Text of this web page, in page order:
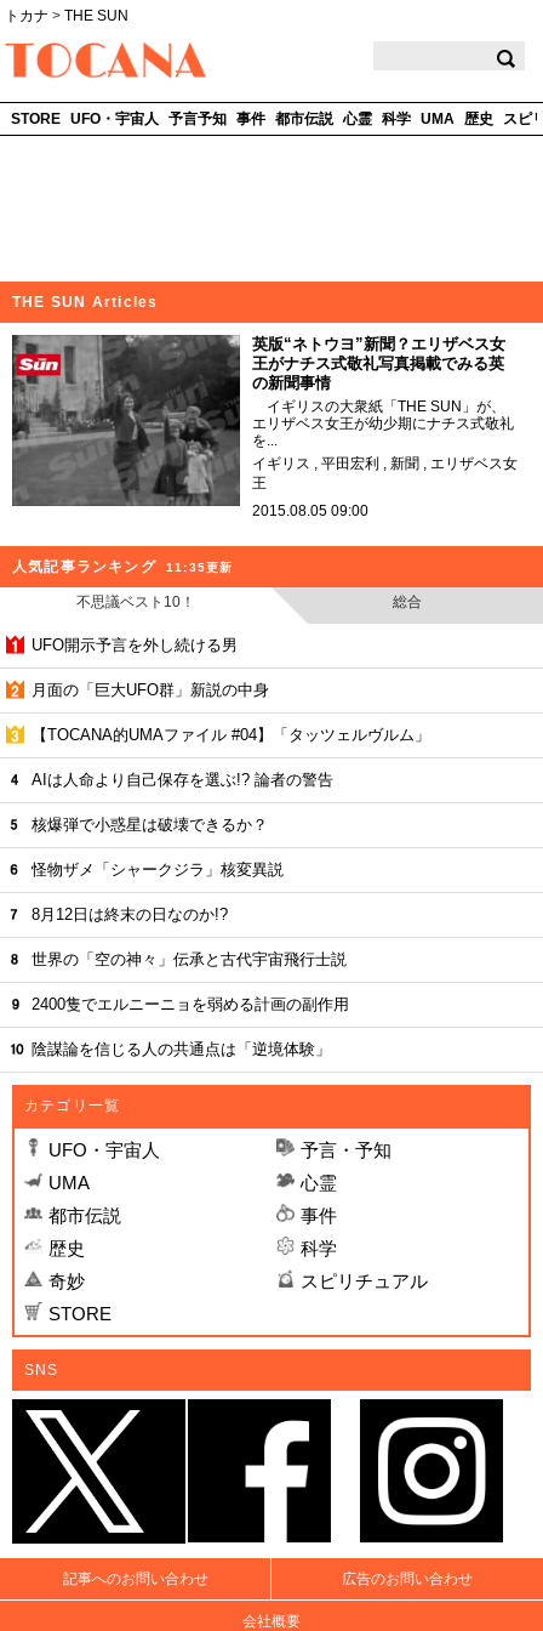
トカナ > THE SUN
STORE UFO・宇宙人 予言予知 事件 都市伝説 心霊 科学 UMA 歴史 スピ
THE SUN Articles
英版“ネトウヨ”新聞？エリザベス女
王がナチス式敬礼写真掲載でみる英
の新聞事情
イギリスの大衆紙「THE SUN」が、
エリザベス女王が幼少期にナチス式敬礼
を...
イギリス
平田宏利 新聞
エリザベス女
王
2015.08.05 09:00
人気記事ランキング 11:35更新
不思議ベスト10！ 総合
UFO開示予言を外し続ける男
月面の「巨大UFO群」新説の中身
【TOCANA的UMAファイル #04】「タッツェルヴルム」
AIは人命より自己保存を選ぶ!? 論者の警告
核爆弾で小惑星は破壊できるか？
怪物ザメ「シャークジラ」核変異説
8月12日は終末の日なのか!?
世界の「空の神々」伝承と古代宇宙飛行士説
2400隻でエルニーニョを弱める計画の副作用
陰謀論を信じる人の共通点は「逆境体験」
カテゴリ一覧
UFO・宇宙人
予言・予知
UMA
心霊
都市伝説
事件
歴史
科学
奇妙
スピリチュアル
STORE
SNS
記事へのお問い合わせ 広告のお問い合わせ
会社概要